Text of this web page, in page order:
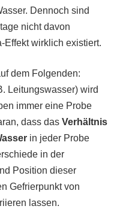
Dennoch sind
nicht davon
Effekt wirklich existiert.
dem Folgenden:
Leitungswasser) wird
immer eine Probe
dass das Verhältnis
in jeder Probe
in der
Position dieser
Gefrierpunkt von
lassen.